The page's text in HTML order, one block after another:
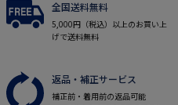
全国送料無料
5,000円（税込）以上のお買い上
げで送料無料
返品・補正サービス
補正前・着用前の返品可能